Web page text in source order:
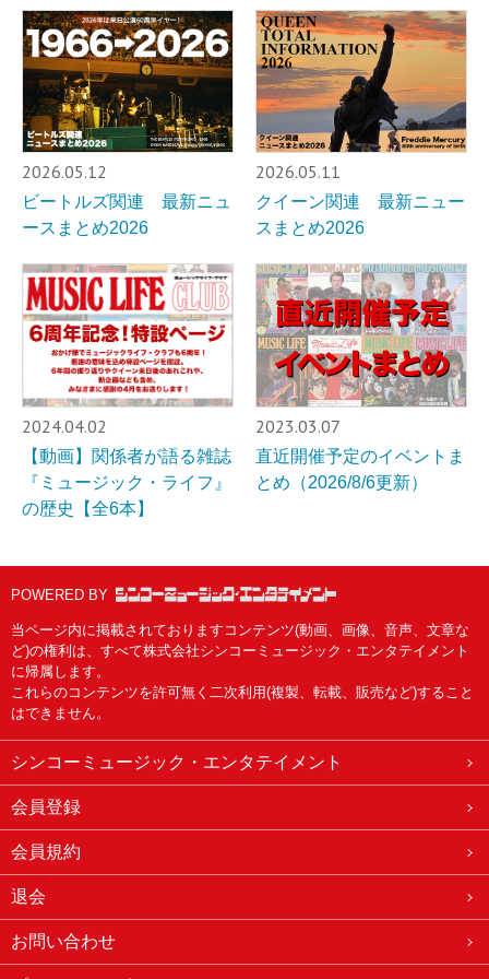
2026.05.12
ビートルズ関連 最新ニュ
ースまとめ2026
2026.05.11
クイーン関連 最新ニュー
スまとめ2026
2024.04.02
【動画】関係者が語る雑誌
『ミュージック・ライフ』
の歴史【全6本】
2023.03.07
直近開催予定のイベントま
とめ（2026/8/6更新）
POWERED BY
当ページ内に掲載されておりますコンテンツ(動画、画像、音声、文章な
ど)の権利は、すべて株式会社シンコーミュージック・エンタテイメント
に帰属します。
これらのコンテンツを許可無く二次利用(複製、転載、販売など)すること
はできません。
シンコーミュージック・エンタテイメント
会員登録
会員規約
退会
お問い合わせ